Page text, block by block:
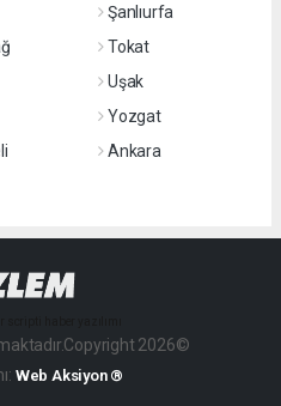
Şanlıurfa
Tokat
Uşak
Yozgat
Ankara
2026©
Web Aksiyon ®